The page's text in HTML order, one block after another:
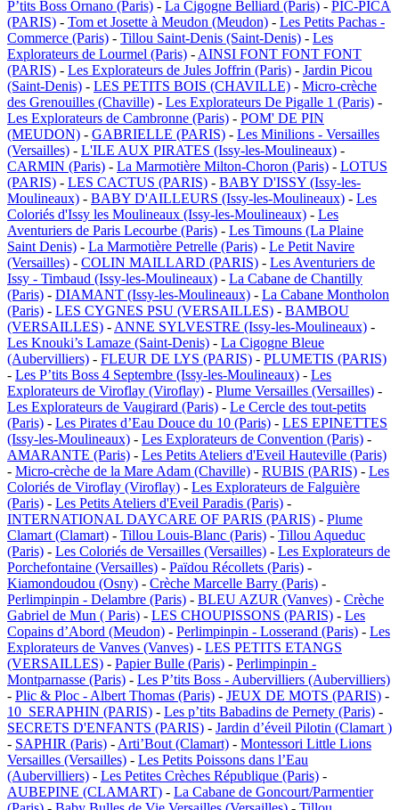
P’tits Boss Ornano (Paris) - La Cigogne Belliard (Paris) - PIC-PICA
(PARIS) - Tom et Josette à Meudon (Meudon) - Les Petits Pachas -
Commerce (Paris) - Tillou Saint-Denis (Saint-Denis) - Les
Explorateurs de Lourmel (Paris) - AINSI FONT FONT FONT
(PARIS) - Les Explorateurs de Jules Joffrin (Paris) - Jardin Picou
(Saint-Denis) - LES PETITS BOIS (CHAVILLE) - Micro-crèche
des Grenouilles (Chaville) - Les Explorateurs De Pigalle 1 (Paris) -
Les Explorateurs de Cambronne (Paris) - POM' DE PIN
(MEUDON) - GABRIELLE (PARIS) - Les Minilions - Versailles
(Versailles) - L'ILE AUX PIRATES (Issy-les-Moulineaux) -
CARMIN (Paris) - La Marmotière Milton-Choron (Paris) - LOTUS
(PARIS) - LES CACTUS (PARIS) - BABY D'ISSY (Issy-les-
Moulineaux) - BABY D'AILLEURS (Issy-les-Moulineaux) - Les
Coloriés d'Issy les Moulineaux (Issy-les-Moulineaux) - Les
Aventuriers de Paris Lecourbe (Paris) - Les Timouns (La Plaine
Saint Denis) - La Marmotière Petrelle (Paris) - Le Petit Navire
(Versailles) - COLIN MAILLARD (PARIS) - Les Aventuriers de
Issy - Timbaud (Issy-les-Moulineaux) - La Cabane de Chantilly
(Paris) - DIAMANT (Issy-les-Moulineaux) - La Cabane Montholon
(Paris) - LES CYGNES PSU (VERSAILLES) - BAMBOU
(VERSAILLES) - ANNE SYLVESTRE (Issy-les-Moulineaux) -
Les Knouki’s Lamaze (Saint-Denis) - La Cigogne Bleue
(Aubervilliers) - FLEUR DE LYS (PARIS) - PLUMETIS (PARIS)
- Les P’tits Boss 4 Septembre (Issy-les-Moulineaux) - Les
Explorateurs de Viroflay (Viroflay) - Plume Versailles (Versailles) -
Les Explorateurs de Vaugirard (Paris) - Le Cercle des tout-petits
(Paris) - Les Pirates d’Eau Douce du 10 (Paris) - LES EPINETTES
(Issy-les-Moulineaux) - Les Explorateurs de Convention (Paris) -
AMARANTE (Paris) - Les Petits Ateliers d'Eveil Hauteville (Paris)
- Micro-crèche de la Mare Adam (Chaville) - RUBIS (PARIS) - Les
Coloriés de Viroflay (Viroflay) - Les Explorateurs de Falguière
(Paris) - Les Petits Ateliers d'Eveil Paradis (Paris) -
INTERNATIONAL DAYCARE OF PARIS (PARIS) - Plume
Clamart (Clamart) - Tillou Louis-Blanc (Paris) - Tillou Aqueduc
(Paris) - Les Coloriés de Versailles (Versailles) - Les Explorateurs de
Porchefontaine (Versailles) - Païdou Récollets (Paris) -
Kiamondoudou (Osny) - Crèche Marcelle Barry (Paris) -
Perlimpinpin - Delambre (Paris) - BLEU AZUR (Vanves) - Crèche
Gabriel de Mun ( Paris) - LES CHOUPISSONS (PARIS) - Les
Copains d’Abord (Meudon) - Perlimpinpin - Losserand (Paris) - Les
Explorateurs de Vanves (Vanves) - LES PETITS ETANGS
(VERSAILLES) - Papier Bulle (Paris) - Perlimpinpin -
Montparnasse (Paris) - Les P’tits Boss - Aubervilliers (Aubervilliers)
- Plic & Ploc - Albert Thomas (Paris) - JEUX DE MOTS (PARIS) -
10_SERAPHIN (PARIS) - Les p’tits Babadins de Pernety (Paris) -
SECRETS D'ENFANTS (PARIS) - Jardin d’éveil Pilotin (Clamart )
- SAPHIR (Paris) - Arti’Bout (Clamart) - Montessori Little Lions
Versailles (Versailles) - Les Petits Poissons dans l’Eau
(Aubervilliers) - Les Petites Crèches République (Paris) -
AUBEPINE (CLAMART) - La Cabane de Goncourt/Parmentier